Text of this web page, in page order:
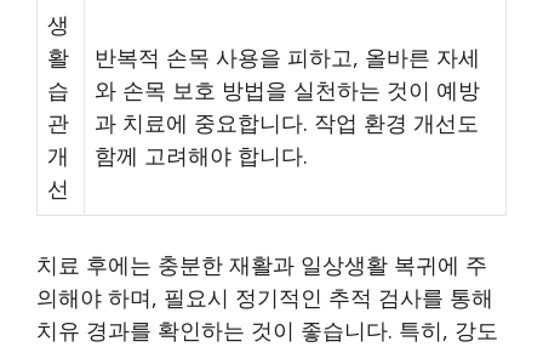
생
활
습
관
개
선
반복적 손목 사용을 피하고, 올바른 자세
와 손목 보호 방법을 실천하는 것이 예방
과 치료에 중요합니다. 작업 환경 개선도
함께 고려해야 합니다.
치료 후에는 충분한 재활과 일상생활 복귀에 주
의해야 하며, 필요시 정기적인 추적 검사를 통해
치유 경과를 확인하는 것이 좋습니다. 특히, 강도